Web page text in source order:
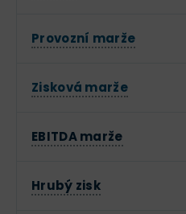
Provozní marže
Zisková marže
EBITDA marže
Hrubý zisk